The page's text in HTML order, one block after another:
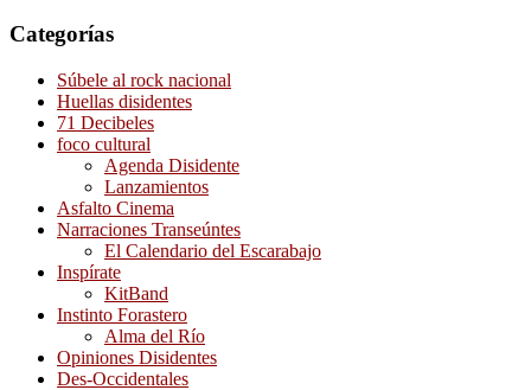
Categorías
Súbele al rock nacional
Huellas disidentes
71 Decibeles
foco cultural
Agenda Disidente
Lanzamientos
Asfalto Cinema
Narraciones Transeúntes
El Calendario del Escarabajo
Inspírate
KitBand
Instinto Forastero
Alma del Río
Opiniones Disidentes
Des-Occidentales